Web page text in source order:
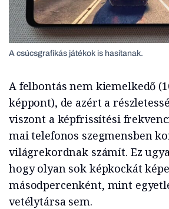
A csúcsgrafikás játékok is hasítanak.
A felbontás nem kiemelkedő
képpont), de azért a
viszont a képfrissítési
mai telefonos szegmensben
világrekordnak számít. Ez
hogy olyan sok képkockát
másodpercenként, mint
vetélytársa sem.